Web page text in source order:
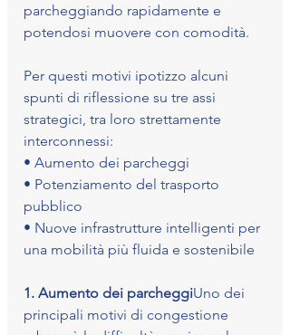
parcheggiando rapidamente e
potendosi muovere con comodità.
Per questi motivi ipotizzo alcuni
spunti di riflessione su tre assi
strategici, tra loro strettamente
interconnessi:
• Aumento dei parcheggi
• Potenziamento del trasporto
pubblico
• Nuove infrastrutture intelligenti per
una mobilità più fluida e sostenibile
1. Aumento dei parcheggiUno dei
principali motivi di congestione